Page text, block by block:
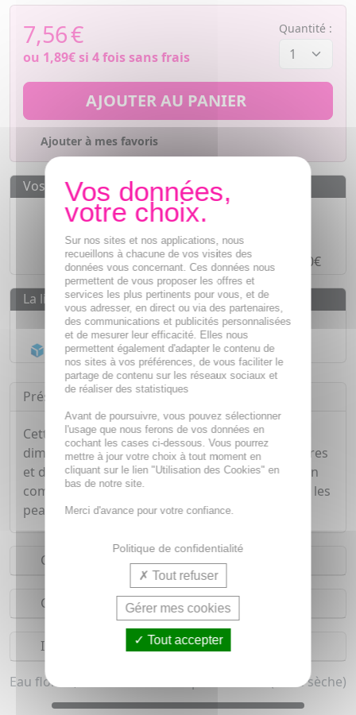
7,56€
ou 1,89€si 4 fois sans frais
Quantité :
AJOUTER AU PANIER
Ajouter à mes favoris
Vos avantages
Des prixIMBATTABLES
Paiement en ligneSÉCURISÉ
Paiement en4 fois sans fraisà partir de 30€
La livraison
Livraison gratuite dès55€
Acheminement Chronoposten 24h*
Présentation
Cette eau de Bleuet aide à décongestionner et à
diminuer les sensations d'irritations des paupières
et de fatigue oculaire lorsqu'elle est appliquée en
compresse. Utilisée en lotion, elle aide à tonifier les
peaux dévitalisées et sèches.
Conseils d'utilisation
Composition
Indications
Eau florale, Eau de beauté bio pour femme (Peau sèche)
Sur nos sites et nos applications, nous
recueillons à chacune de vos visites des
données vous concernant. Ces données nous
permettent de vous proposer les offres et
services les plus pertinents pour vous, et de
vous adresser, en direct ou via des partenaires,
des communications et publicités personnalisées
et de mesurer leur efficacité. Elles nous
permettent également d'adapter le contenu de
nos sites à vos préférences, de vous faciliter le
partage de contenu sur les réseaux sociaux et
de réaliser des statistiques
Avant de poursuivre, vous pouvez sélectionner
l'usage que nous ferons de vos données en
cochant les cases ci-dessous. Vous pourrez
mettre à jour votre choix à tout moment en
cliquant sur le lien "Utilisation des Cookies" en
bas de notre site.
Merci d'avance pour votre confiance.
Politique de confidentialité
Tout refuser
Gérer mes cookies
Tout accepter